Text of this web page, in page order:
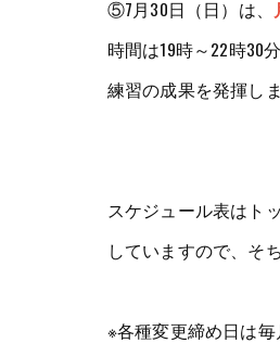
⑤7月30日（日）は、
時間は19時～22時30
練習の成果を発揮し
スケジュール表はト
していますので、そ
※各種変更締め日は毎